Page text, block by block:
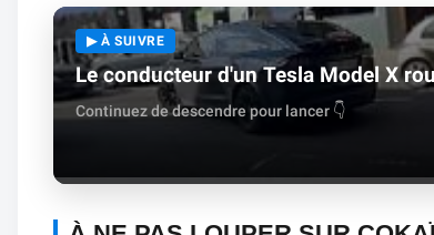
▶ À SUIVRE
Le conducteur d'un Tesla Model X
Continuez de descendre pour lancer 👇